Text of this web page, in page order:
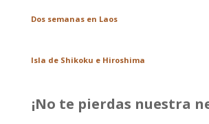
Dos semanas en Laos
Isla de Shikoku e Hiroshima
¡No te pierdas nuestra